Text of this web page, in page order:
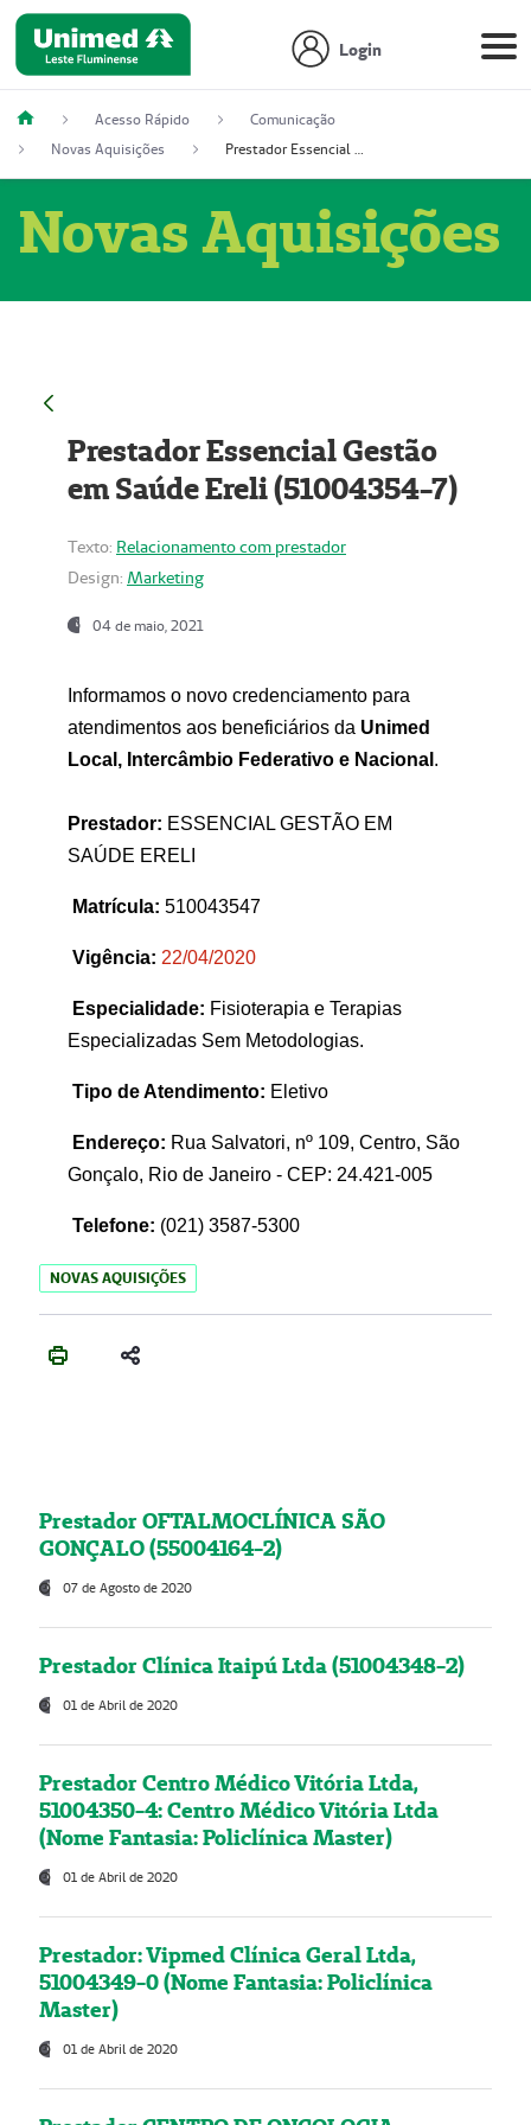
Login
Acesso Rápido
Comunicação
Novas Aquisições
Prestador Essencial Gestão em Saúde Ereli (51004354-7)
Novas Aquisições
Prestador Essencial Gestão
em Saúde Ereli (51004354-7)
Texto: Relacionamento com prestador
Design: Marketing
04 de maio, 2021
Informamos o novo credenciamento para
atendimentos aos beneficiários da Unimed
Local, Intercâmbio Federativo e Nacional .
Prestador: ESSENCIAL GESTÃO EM
SAÚDE ERELI
Matrícula: 510043547
Vigência: 22/04/2020
Especialidade: Fisioterapia e Terapias
Especializadas Sem Metodologias.
Tipo de Atendimento: Eletivo
Endereço: Rua Salvatori, nº 109, Centro, São
Gonçalo, Rio de Janeiro - CEP: 24.421-005
Telefone: (021) 3587-5300
NOVAS AQUISIÇÕES
Prestador OFTALMOCLÍNICA SÃO
GONÇALO (55004164-2)
07 de Agosto de 2020
Prestador Clínica Itaipú Ltda (51004348-2)
01 de Abril de 2020
Prestador Centro Médico Vitória Ltda,
51004350-4: Centro Médico Vitória Ltda
(Nome Fantasia: Policlínica Master)
01 de Abril de 2020
Prestador: Vipmed Clínica Geral Ltda,
51004349-0 (Nome Fantasia: Policlínica
Master)
01 de Abril de 2020